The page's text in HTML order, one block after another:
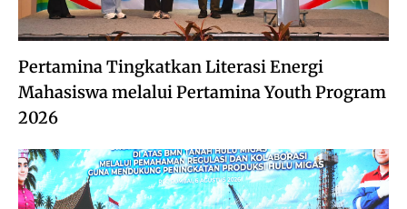
Pertamina Tingkatkan Literasi Energi
Mahasiswa melalui Pertamina Youth Program
2026